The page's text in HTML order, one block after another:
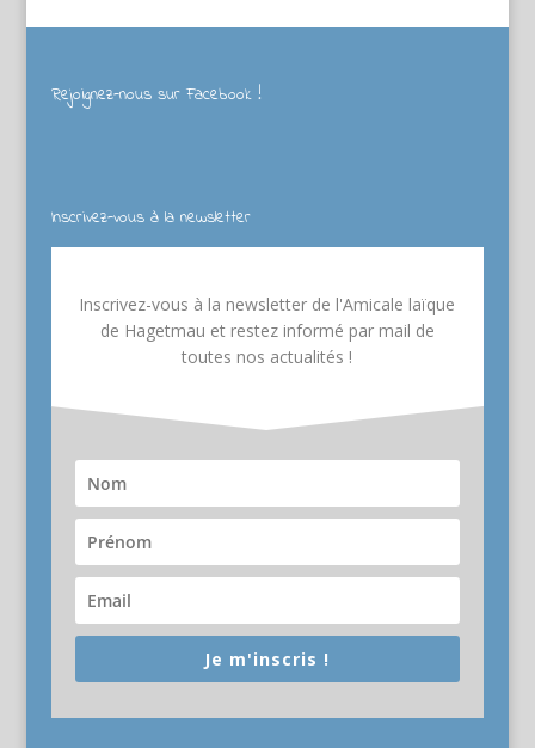
Rejoignez-nous sur Facebook !
Inscrivez-vous à la newsletter
Inscrivez-vous à la newsletter de l'Amicale laïque
de Hagetmau et restez informé par mail de
toutes nos actualités !
Je m'inscris !